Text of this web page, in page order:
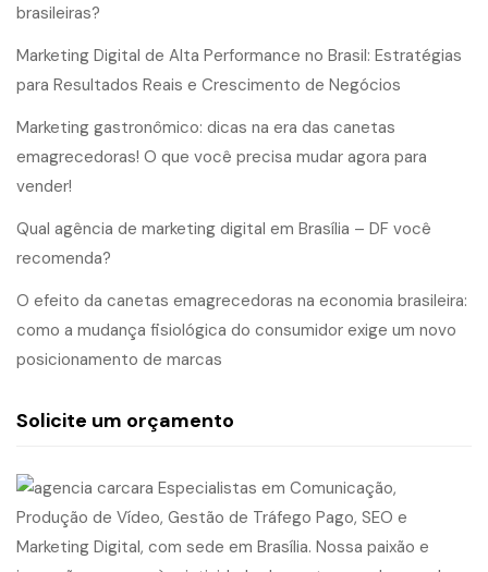
brasileiras?
Marketing Digital de Alta Performance no Brasil: Estratégias
para Resultados Reais e Crescimento de Negócios
Marketing gastronômico: dicas na era das canetas
emagrecedoras! O que você precisa mudar agora para
vender!
Qual agência de marketing digital em Brasília – DF você
recomenda?
O efeito da canetas emagrecedoras na economia brasileira:
como a mudança fisiológica do consumidor exige um novo
posicionamento de marcas
Solicite um orçamento